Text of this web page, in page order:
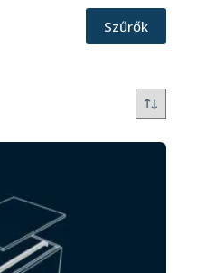
Szűrők